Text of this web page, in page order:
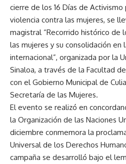
cierre de los 16 Días de Activismo
violencia contra las mujeres, se
magistral “Recorrido histórico de
las mujeres y su consolidación en
internacional”, organizada por la
Sinaloa, a través de la Facultad
con el Gobierno Municipal de
Secretaría de las Mujeres.
El evento se realizó en
la Organización de las Naciones
diciembre conmemora la
Universal de los Derechos
campaña se desarrolló bajo el